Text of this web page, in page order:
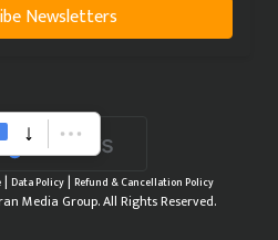
Newsletters
| Data Policy| Refund & Cancellation Policy
Media Group. All Rights Reserved.